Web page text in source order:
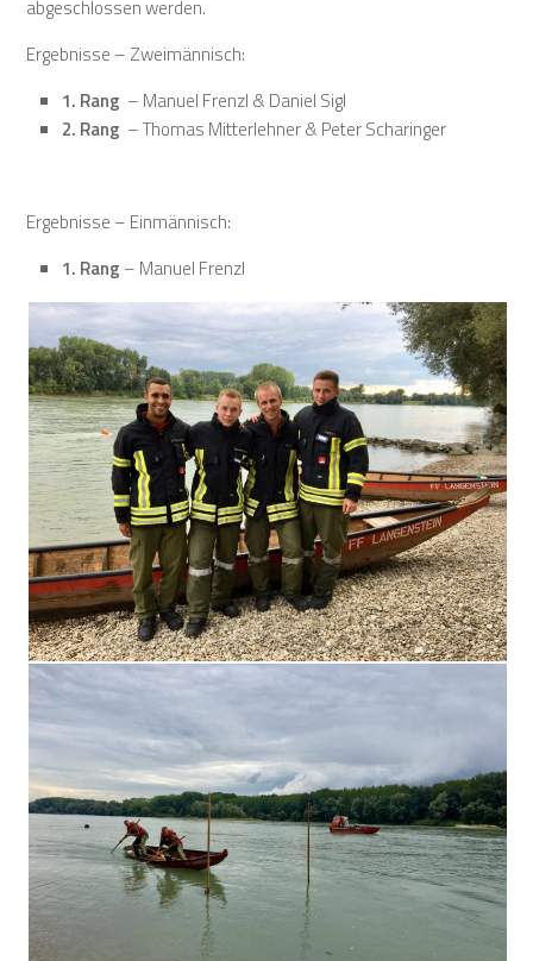
abgeschlossen werden.
Ergebnisse – Zweimännisch:
1. Rang – Manuel Frenzl & Daniel Sigl
2. Rang – Thomas Mitterlehner & Peter Scharinger
Ergebnisse – Einmännisch:
1. Rang – Manuel Frenzl